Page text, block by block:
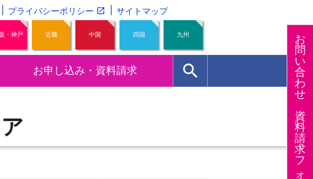
プライバシーポリシー サイトマップ
・神戸 近畿 中国 四国 九州
お申し込み・資料請求 search
お
問
い
合
わ
せ
資
料
請
求
フ
ォー